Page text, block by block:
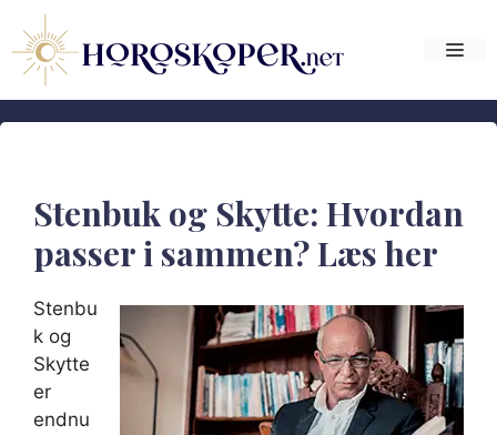
indhold
Stenbuk og Skytte: Hvordan
passer i sammen? Læs her
Stenbu
k og
Skytte
er
endnu